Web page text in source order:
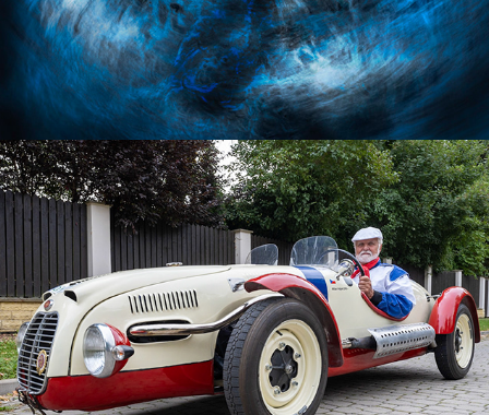
Kalendář -pracovní výstupy
2021